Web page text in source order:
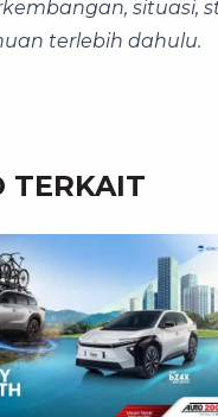
situasi,
terlebih dahulu.
TERKAIT